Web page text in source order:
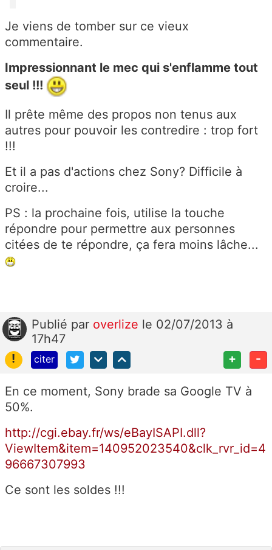
Je viens de tomber sur ce vieux
commentaire.
Impressionnant le mec qui s'enflamme tout
seul !!!
Il prête même des propos non tenus aux
autres pour pouvoir les contredire : trop fort
!!!
Et il a pas d'actions chez Sony? Difficile à
croire...
PS : la prochaine fois, utilise la touche
répondre pour permettre aux personnes
citées de te répondre, ça fera moins lâche...
Publié par overlize le 02/07/2013 à
17h47
!
citer + -
En ce moment, Sony brade sa Google TV à
50%.
http://cgi.ebay.fr/ws/eBayISAPI.dll?
ViewItem&item=140952023540&clk_rvr_id=4
96667307993
Ce sont les soldes !!!